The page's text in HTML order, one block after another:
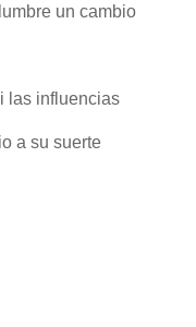
un cambio
las influencias
a su suerte